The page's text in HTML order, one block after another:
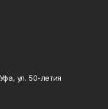
ул. 50-летия